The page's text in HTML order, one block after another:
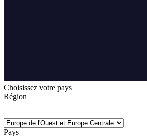
Choisissez votre pays
Région
Pays